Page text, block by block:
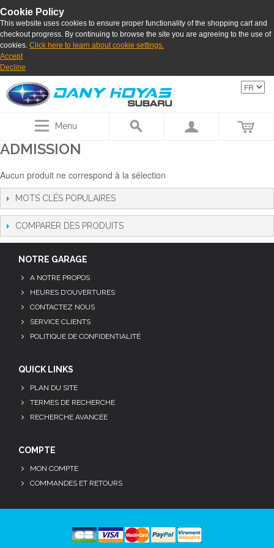
Cookie Policy
This website uses cookies to ensure proper functionality of the shopping cart and
checkout progress. By continuing to browse the site you are agreeing to the use of
cookies. Click here to learn about cookie settings.
Accept
Decline
Menu
ADMISSION
Aucun produit ne correspond à la sélection
MOTS CLÉS POPULAIRES
COMPARER DES PRODUITS
NOTRE GARAGE
A NOTRE PROPOS
HEURES D'OUVERTURES
CONTACTEZ NOUS
SERVICE CLIENTS
POLITIQUE DE CONFIDENTIALITÉ
QUICK LINKS
PLAN DU SITE
TERMES DE RECHERCHE
RECHERCHE AVANCÉE
COMPTE
MON COMPTE
COMMANDES ET RETOURS